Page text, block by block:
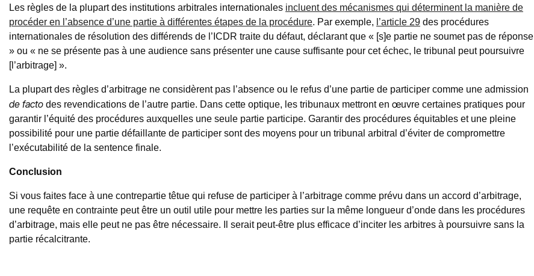
Les règles de la plupart des institutions arbitrales internationales incluent des mécanismes qui déterminent la manière de
procéder en l’absence d’une partie à différentes étapes de la procédure. Par exemple, l’article 29 des procédures
internationales de résolution des différends de l’ICDR traite du défaut, déclarant que « [s]e partie ne soumet pas de réponse
» ou « ne se présente pas à une audience sans présenter une cause suffisante pour cet échec, le tribunal peut poursuivre
[l’arbitrage] ».
La plupart des règles d’arbitrage ne considèrent pas l’absence ou le refus d’une partie de participer comme une admission
de facto des revendications de l’autre partie. Dans cette optique, les tribunaux mettront en œuvre certaines pratiques pour
garantir l’équité des procédures auxquelles une seule partie participe. Garantir des procédures équitables et une pleine
possibilité pour une partie défaillante de participer sont des moyens pour un tribunal arbitral d’éviter de compromettre
l’exécutabilité de la sentence finale.
Conclusion
Si vous faites face à une contrepartie têtue qui refuse de participer à l’arbitrage comme prévu dans un accord d’arbitrage,
une requête en contrainte peut être un outil utile pour mettre les parties sur la même longueur d’onde dans les procédures
d’arbitrage, mais elle peut ne pas être nécessaire. Il serait peut-être plus efficace d’inciter les arbitres à poursuivre sans la
partie récalcitrante.